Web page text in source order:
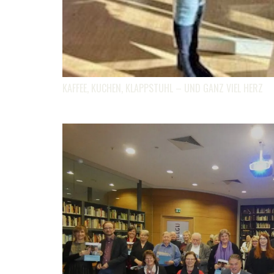
KAFFEE, KUCHEN, KLAPPSTUHL – UND GANZ VIEL HERZ